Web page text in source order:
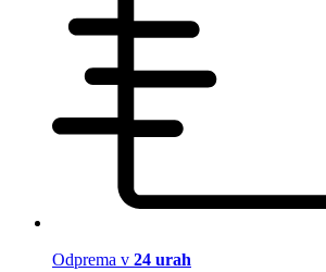
Odprema v 24 urah